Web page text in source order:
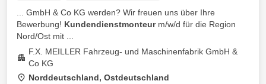
... GmbH & Co KG werden? Wir freuen uns über Ihre
Bewerbung! Kundendienstmonteurm/w/d für die Region
Nord/Ost mit ...
F.X. MEILLER Fahrzeug- und Maschinenfabrik GmbH &
Co KG
Norddeutschland, Ostdeutschland